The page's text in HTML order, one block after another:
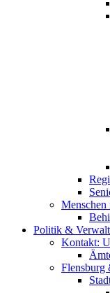
Politik &
Kontakt:
Flensburg